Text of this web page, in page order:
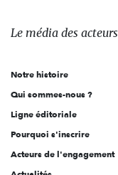
des
l'engagement
Le média des acteurs
Notre histoire
Qui sommes-nous ?
Ligne éditoriale
Pourquoi s'inscrire
Acteurs de l'engagement